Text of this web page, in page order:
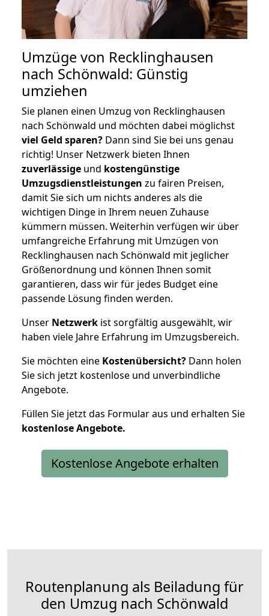
Umzüge von Recklinghausen
nach Schönwald: Günstig
umziehen
Sie planen einen Umzug von Recklinghausen
nach Schönwald und möchten dabei möglichst
viel Geld sparen? Dann sind Sie bei uns genau
richtig! Unser Netzwerk bieten Ihnen
zuverlässige und kostengünstige
Umzugsdienstleistungen zu fairen Preisen,
damit Sie sich um nichts anderes als die
wichtigen Dinge in Ihrem neuen Zuhause
kümmern müssen. Weiterhin verfügen wir über
umfangreiche Erfahrung mit Umzügen von
Recklinghausen nach Schönwald mit jeglicher
Größenordnung und können Ihnen somit
garantieren, dass wir für jedes Budget eine
passende Lösung finden werden.
Unser Netzwerk ist sorgfältig ausgewählt, wir
haben viele Jahre Erfahrung im Umzugsbereich.
Sie möchten eine Kostenübersicht? Dann holen
Sie sich jetzt kostenlose und unverbindliche
Angebote.
Füllen Sie jetzt das Formular aus und erhalten Sie
kostenloseAngebote.
Kostenlose Angebote erhalten
Routenplanung als Beiladung für
den Umzug nach Schönwald